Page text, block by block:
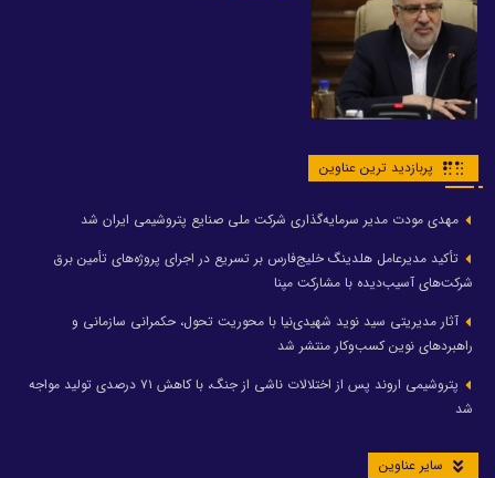
پربازدید ترین عناوین
مهدی مودت مدیر سرمایه‌گذاری شرکت ملی صنایع پتروشیمی ایران شد
تأکید مدیرعامل هلدینگ خلیج‌فارس بر تسریع در اجرای پروژه‌های تأمین برق
شرکت‌های آسیب‌دیده با مشارکت مپنا
آثار مدیریتی سید نوید شهیدی‌نیا با محوریت تحول، حکمرانی سازمانی و
راهبردهای نوین کسب‌وکار منتشر شد
پتروشیمی اروند پس از اختلالات ناشی از جنگ، با کاهش ۷۱ درصدی تولید مواجه
شد
سایر عناوین